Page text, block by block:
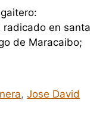
en santa
de Maracaibo;
,Jose David